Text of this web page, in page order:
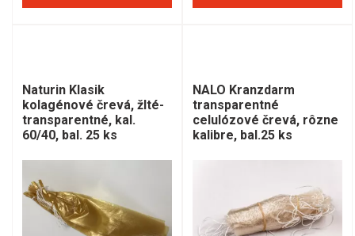
Naturin Klasik
kolagénové črevá, žlté-
transparentné, kal.
60/40, bal. 25 ks
NALO Kranzdarm
transparentné
celulózové črevá, rôzne
kalibre, bal.25 ks